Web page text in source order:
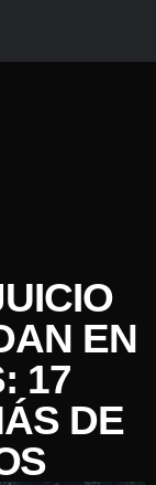
EN
17
DE